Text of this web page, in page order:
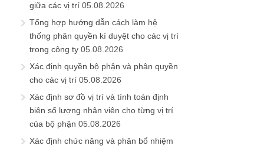
giữa các vị trí 05.08.2026
Tổng hợp hướng dẫn cách làm hệ
thống phân quyền kí duyệt cho các vị trí
trong công ty 05.08.2026
Xác định quyền bộ phận và phân quyền
cho các vị trí 05.08.2026
Xác định sơ đồ vị trí và tính toán định
biên số lượng nhân viên cho từng vị trí
của bộ phận 05.08.2026
Xác định chức năng và phân bổ nhiệm